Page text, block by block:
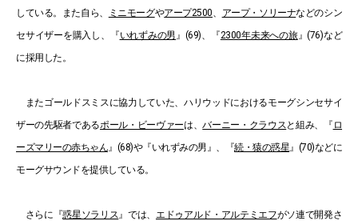
している。また自ら、
ミニモーグやアープ2500、 アープ・ソリーナなどのシン
セサイザーを購入し、『いれずみの男』(69)、『2300年未来への旅』(76)など
に採用した。
またゴールドスミスに協力していた、ハリウッドにおけるモーグシンセサイ
ザーの先駆者であるポール・ビーヴァーは、バーニー・クラウスと組み、『 ロ
ーズマリーの赤ちゃん』(68)や『いれずみの男』、『続・猿の惑星』(70)などに
モーグサウンドを提供している。
さらに『惑星ソラリス』では、 エドゥアルド・アルテミエフがソ連で開発さ